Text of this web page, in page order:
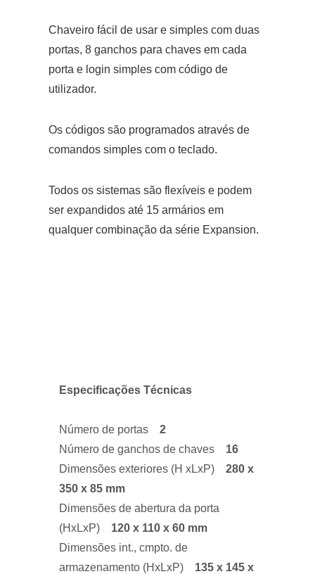
Chaveiro fácil de usar e simples com duas
portas, 8 ganchos para chaves em cada
porta e login simples com código de
utilizador.
Os códigos são programados através de
comandos simples com o teclado.
Todos os sistemas são flexíveis e podem
ser expandidos até 15 armários em
qualquer combinação da série Expansion.
Especificações Técnicas
Número de portas 2
Número de ganchos de chaves 16
Dimensões exteriores (H xLxP)
280 x
350 x 85 mm
Dimensões de abertura da porta
(HxLxP)
120 x 110 x 60 mm
Dimensões int., cmpto. de
armazenamento (HxLxP)
135 x 145 x